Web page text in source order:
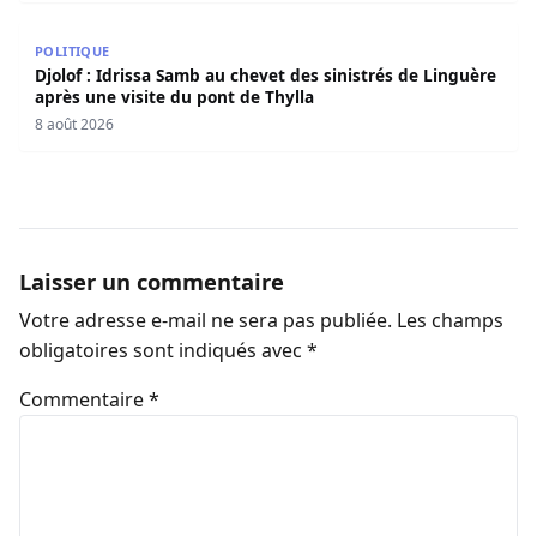
POLITIQUE
Djolof : Idrissa Samb au chevet des sinistrés de Linguère
après une visite du pont de Thylla
8 août 2026
Laisser un commentaire
Votre adresse e-mail ne sera pas publiée. Les champs
obligatoires sont indiqués avec *
Commentaire*